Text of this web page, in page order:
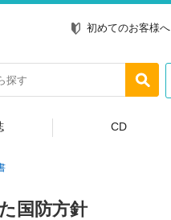
初めてのお客様へ
CD
国防方針